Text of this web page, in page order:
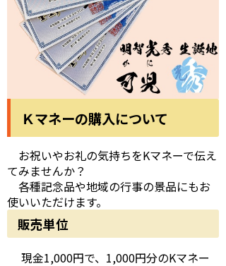
Ｋマネーの購入について
お祝いやお礼の気持ちをKマネーで伝え
てみませんか？
各種記念品や地域の行事の景品にもお
使いいただけます。
販売単位
現金1,000円で、1,000円分のKマネー